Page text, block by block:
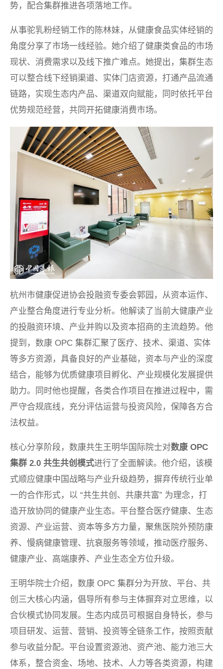
势，配合集群推进各项落地工作。
从事驼乳粉经销工作的陈林妹，从健康食品实体经销的
角度分享了市场一线经验。她介绍了健康类食品的市场
现状、消费需求以及线下推广难点。她提出，集群生态
可以整合线下经销渠道、实体门店资源，打通产品流通
链路，实现生态内产品、渠道双向赋能，同时依托平台
优势规范经营，共同开拓健康消费市场。
杭州市健康促进协会投融资专委会郭园，从资本运作、
产业整合角度进行专业分析。他解读了当前大健康产业
的投融资环境、产业并购以及资本招商的主流趋势。他
提到，数康 OPC 集群汇聚了医疗、技术、渠道、实体
等多方资源，具备良好的产业基础，资本与产业的深度
结合，能够为优质健康项目孵化、产业规模化发展提供
助力。同时他也提醒，各类合作项目在推进过程中，需
严守合规底线，充分评估运营与投资风险，保障各方合
法权益。
核心分享阶段，数康共生王明华国际院士对数康 OPC
集群 2.0 共生共创模式进行了全面解读。他介绍，该模
式顺应健康中国战略与产业升级趋势，摒弃传统行业单
一的合作形式，以 “共生共创、共康共富” 为理念，打
造开放协同的健康产业生态。平台整合医疗健康、生态
资源、产业运营、资本等多方力量，聚焦医院外预防康
养、慢病健康管理、抗衰服务等领域，推动医疗服务、
健康产业、高端康养、产业生态全方位升级。
王明华院士介绍，数康 OPC 集群分为开放、平台、共
创三大核心内涵，倡导所有参与主体摒弃对立思维，以
合伙模式协同发展。生态内成员可根据自身特长，参与
项目研发、运营、营销、投资等全链条工作，按照贡献
参与收益分配。平台设置资源池、资产池、能力池三大
体系，整合资金、场地、技术、人力等各类资源，构建